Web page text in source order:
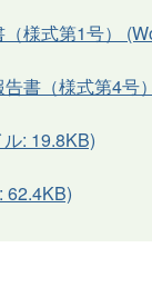
様式第1号）
書（様式第4号
: 19.8KB)
62.4KB)